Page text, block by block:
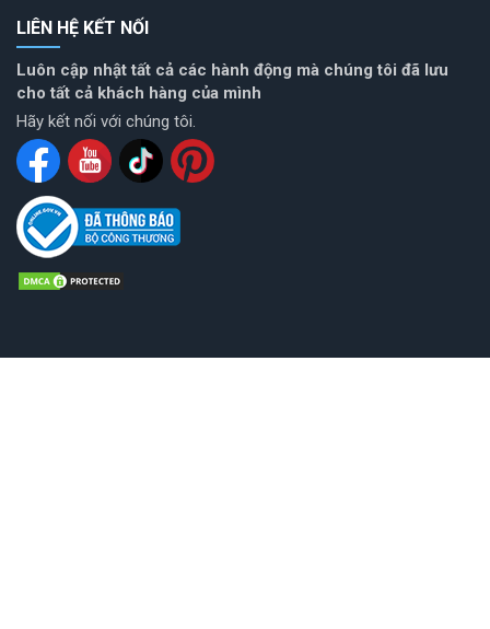
LIÊN HỆ KẾT NỐI
Luôn cập nhật tất cả các hành động mà chúng tôi đã lưu
cho tất cả khách hàng của mình
Hãy kết nối với chúng tôi.